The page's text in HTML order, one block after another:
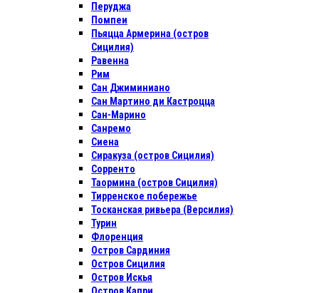
Перуджа
Помпеи
Пьяцца Армерина (остров
Сицилия)
Равенна
Рим
Сан Джиминиано
Сан Мартино ди Кастроцца
Сан-Марино
Санремо
Сиена
Сиракуза (остров Сицилия)
Сорренто
Таормина (остров Сицилия)
Тирренское побережье
Тосканская ривьера (Версилия)
Турин
Флоренция
Остров Сардиния
Остров Сицилия
Остров Искья